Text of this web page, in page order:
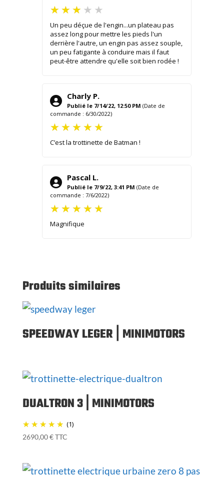
Un peu déçue de l'engin...un plateau pas
assez long pour mettre les pieds l'un
derrière l'autre, un engin pas assez souple,
un peu fatigante à conduire mais il faut
peut-être attendre qu'elle soit bien rodée !
Charly P.
Publié le 7/14/22, 12:50 PM (Date de
commande : 6/30/2022)
C’est la trottinette de Batman !
Pascal L.
Publié le 7/9/22, 3:41 PM (Date de
commande : 7/6/2022)
Magnifique
Produits similaires
SPEEDWAY LEGER⎪MINIMOTORS
DUALTRON 3 ⎢MINIMOTORS
(1)
2690,00€TTC